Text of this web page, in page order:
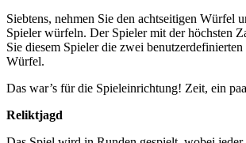
Siebtens, nehmen Sie den achtseitigen Würfel
Spieler würfeln. Der Spieler mit der höchsten
Sie diesem Spieler die zwei benutzerdefinierten
Würfel.
Das war’s für die Spieleinrichtung! Zeit, ein
Reliktjagd